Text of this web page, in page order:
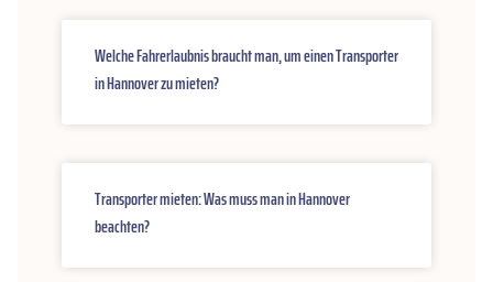
Welche Fahrerlaubnis braucht man, um einen Transporter
in Hannover zu mieten?
Transporter mieten: Was muss man in Hannover
beachten?